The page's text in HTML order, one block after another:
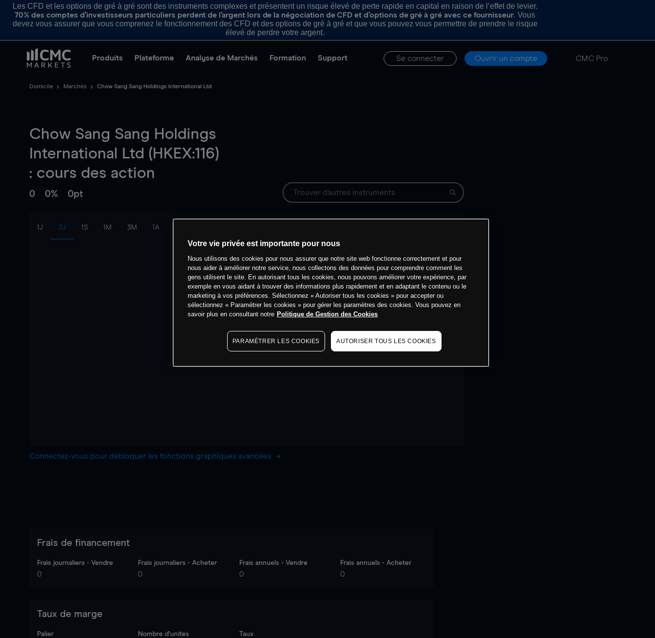
Les CFD et les options de gré à gré sont des instruments complexes et présentent un risque élevé de perte rapide en capital en raison de l’effet de levier.
70% des comptes d’investisseurs particuliers perdent de l’argent lors de la négociation de CFD et d’options de gré à gré avec ce fournisseur. Vous
devez vous assurer que vous comprenez le fonctionnement des CFD et des options de gré à gré et que vous pouvez vous permettre de prendre le risque
élevé de perdre votre argent.
Produits Plateforme Analyse de Marchés Formation Support Se connecter Ouvrir un compte CMC Pro
Domicile Marchés Chow Sang Sang Holdings International Ltd
Chow Sang Sang Holdings
International Ltd (HKEX:116)
: cours des action
0 0% 0pt
1J 3J 1S 1M 3M 1A
Connectez-vous pour débloquer les fonctions graphiques avancées
Frais de financement
Frais journaliers - Vendre
0
Frais journaliers - Acheter
0
Frais annuels - Vendre
0
Frais annuels - Acheter
0
Taux de marge
Palier Nombre d’unités Taux
Votre vie privée est importante pour nous
Nous utilisons des cookies pour nous assurer que notre site web fonctionne correctement et pour
nous aider à améliorer notre service, nous collectons des données pour comprendre comment les
gens utilisent le site. En autorisant tous les cookies, nous pouvons améliorer votre expérience, par
exemple en vous aidant à trouver des informations plus rapidement et en adaptant le contenu ou le
marketing à vos préférences. Sélectionnez « Autoriser tous les cookies » pour accepter ou
sélectionnez « Paramétrer les cookies » pour gérer les paramètres des cookies. Vous pouvez en
savoir plus en consultant notre Politique de Gestion des Cookies
PARAMÉTRER LES COOKIES AUTORISER TOUS LES COOKIES